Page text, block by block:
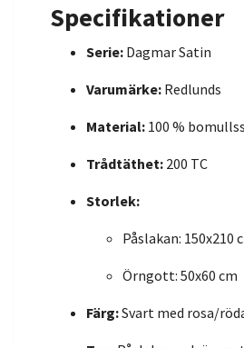
Specifikationer
Serie: Dagmar Satin
Varumärke: Redlunds
Material: 100 %
Trådtäthet: 200 TC
Storlek:
Påslakan: 150x210
Örngott: 50x60 cm
Färg:Svart med rosa/